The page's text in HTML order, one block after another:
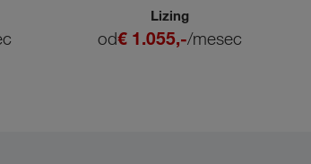
Lizing
od€ 1.055,-/mesec